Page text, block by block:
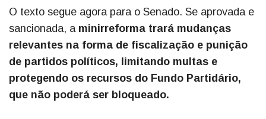
O texto segue agora para o Senado. Se aprovada e
sancionada, a minirreforma trará mudanças
relevantes na forma de fiscalização e punição
de partidos políticos, limitando multas e
protegendo os recursos do Fundo Partidário,
que não poderá ser bloqueado.